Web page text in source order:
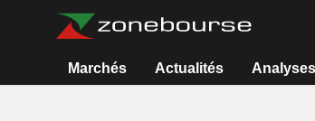
Marchés Actualités Analyses